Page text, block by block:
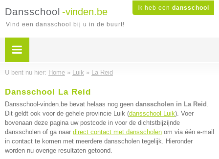
Ik heb een dansschool
Dansschool -vinden.be
Vind een dansschool bij u in de buurt!
U bent nu hier: Home » Luik » La Reid
Dansschool La Reid
Dansschool-vinden.be bevat helaas nog geen dansscholen in La Reid .
Dit geldt ook voor de gehele provincie Luik (dansschool Luik). Voer
bovenaan deze pagina uw postcode in voor de dichtstbijzijnde
dansscholen of ga naar direct contact met dansscholen om via één e-mail
in contact te komen met meerdere dansscholen tegelijk. Hieronder
worden nu overige resultaten getoond.